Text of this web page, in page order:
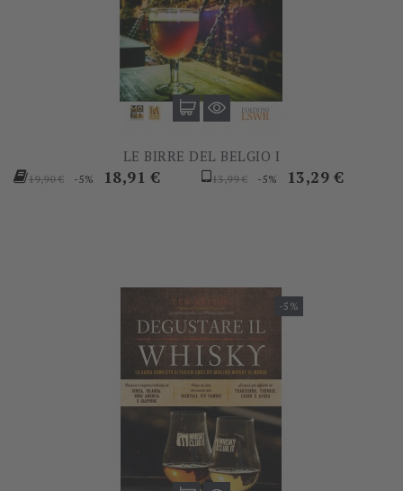
LE BIRRE DEL BELGIO I
Prezzo
19,90 € -5% Prezzo
18,91 €
Prezzo
13,99 € -5% Prezzo
13,29 €
-5%